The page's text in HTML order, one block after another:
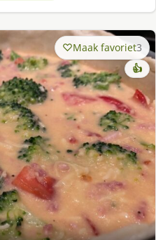
Maak favoriet3
👍